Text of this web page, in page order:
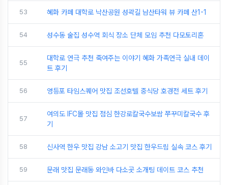
53 혜화 카페 대학로 낙산공원 성곽길 남산타워 뷰 카페 산1-1
54 성수동 술집 성수역 회식 장소 단체 모임 추천 다모토리혼
55
대학로 연극 추천 죽여주는 이야기 혜화 가족연극 실내 데이
트 후기
56 영등포 타임스퀘어 맛집 조선호텔 중식당 호경전 세트 후기
57
여의도 IFC몰 맛집 점심 한강로칼국수보쌈 쭈꾸미칼국수 후
기
58 신사역 한우 맛집 강남 소고기 맛집 한우드림 실속 코스 후기
59 문래 맛집 문래동 와인바 다소곳 소개팅 데이트 코스 추천